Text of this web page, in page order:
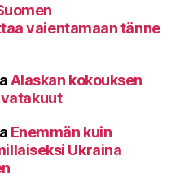
vaientamaan tänne
Alaskan kokouksen
Enemmän kuin
Ukraina